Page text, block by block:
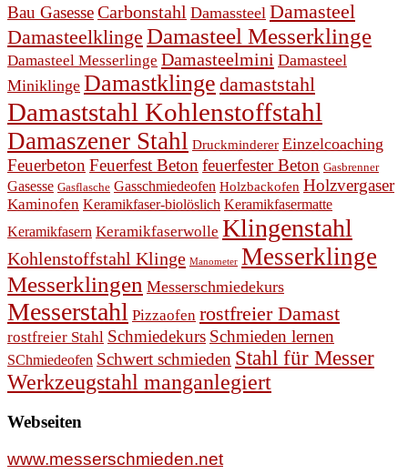
Bau GasesseCarbonstahl Damassteel Damasteel
Damasteelklinge Damasteel Messerklinge
Damasteel Messerlinge Damasteelmini Damasteel
Miniklinge Damastklinge damaststahl
Damaststahl Kohlenstoffstahl
Damaszener Stahl Druckminderer Einzelcoaching
FeuerbetonFeuerfest Betonfeuerfester Beton Gasbrenner
Gasesse Gasflasche Gasschmiedeofen Holzbackofen Holzvergaser
Kaminofen Keramikfaser-biolöslich Keramikfasermatte
Keramikfasern Keramikfaserwolle Klingenstahl
Kohlenstoffstahl Klinge Manometer Messerklinge
Messerklingen Messerschmiedekurs
Messerstahl Pizzaofen rostfreier Damast
rostfreier Stahl Schmiedekurs Schmieden lernen
SChmiedeofen Schwert schmieden Stahl für Messer
Werkzeugstahl manganlegiert
Webseiten
www.messerschmieden.net